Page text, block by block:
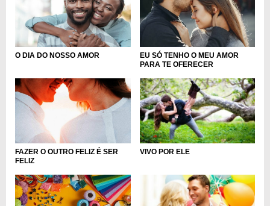
O DIA DO NOSSO AMOR
EU SÓ TENHO O MEU AMOR
PARA TE OFERECER
FAZER O OUTRO FELIZ É SER
FELIZ
VIVO POR ELE